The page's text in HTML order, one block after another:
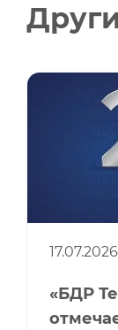
17.07.2026
«БДР